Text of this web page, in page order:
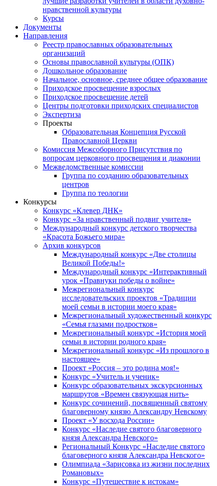
нравственной культуры
Курсы
Документы
Направления
Реестр православных образовательных
организаций
Основы православной культуры (ОПК)
Дошкольное образование
Начальное, основное, среднее общее образование
Приходское просвещение взрослых
Приходское просвещение детей
Центры подготовки приходских специалистов
Экспертиза
Проекты
Образовательная Концепция Русской
Православной Церкви
Комиссия Межсоборного Присутствия по
вопросам церковного просвещения и диаконии
Межведомственные комиссии
Группа по созданию образовательных
центров
Группа по теологии
Конкурсы
Конкурс «Клевер ДНК»
Конкурс «За нравственный подвиг учителя»
Международный конкурс детского творчества
«Красота Божьего мира»
Архив конкурсов
Международный конкурс «Две столицы
Великой Победы!»
Международный конкурс «Интерактивный
урок «Правнуки победы о войне»
Межрегиональный конкурс
исследовательских проектов «Традиции
моей семьи в истории моего края»
Межрегиональный художественный конкурс
«Семья глазами подростков»
Межрегиональный конкурс «История моей
семьи в истории родного края»
Межрегиональный конкурс «Из прошлого в
настоящее»
Проект «Россия – это родина моя!»
Конкурс «Учитель и ученик»
Конкурс образовательных экскурсионных
маршрутов «Времен связующая нить»
Конкурс сочинений, посвященный святому
благоверному князю Александру Невскому
Проект «У восхода России»
Конкурс «Наследие святого благоверного
князя Александра Невского»
Региональный Конкурс «Наследие святого
благоверного князя Александра Невского»
Олимпиада «Зарисовка из жизни последних
Романовых»
Конкурс «Путешествие к истокам»